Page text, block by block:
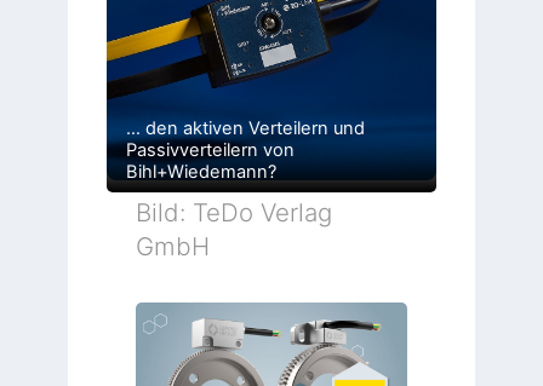
… den aktiven Verteilern und
Passivverteilern von
Bihl+Wiedemann?
Bild: TeDo Verlag
GmbH